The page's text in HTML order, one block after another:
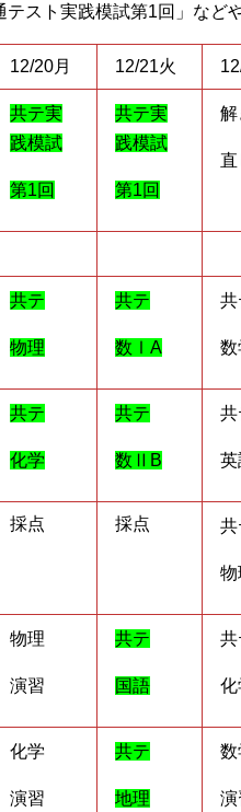
テスト実践模試第1回」など
12/20月 12/21火
共テ実
践模試
第1回
共テ実
践模試
第1回
解
直
共テ
物理
共テ
数ⅠA
共
数
共テ
化学
共テ
数ⅡB
共
英
採点 採点 共
物
物理
演習
共テ
国語
共
化
化学
演習
共テ
地理
数
演